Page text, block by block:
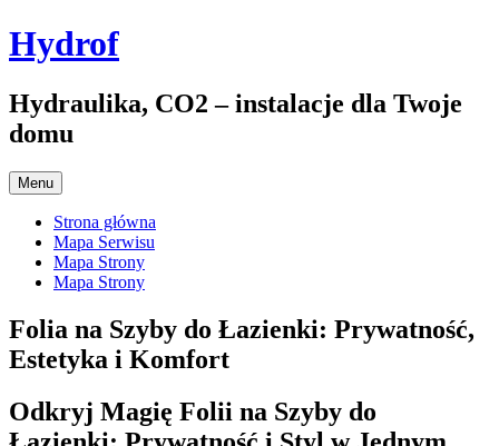
Przejdź
do
Hydrof
Hydraulika, CO2 – instalacje dla Twoje
domu
Menu
Strona główna
Mapa Serwisu
Mapa Strony
Mapa Strony
Folia na Szyby do Łazienki: Prywatność,
Estetyka i Komfort
Odkryj Magię Folii na Szyby do